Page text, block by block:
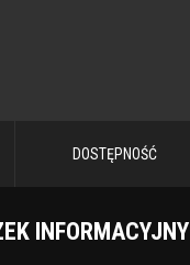
DOSTĘPNOŚĆ
INFORMACYJNY